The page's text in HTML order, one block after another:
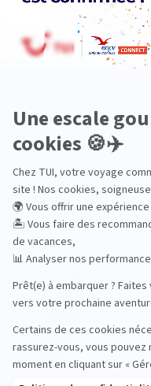
Océanie